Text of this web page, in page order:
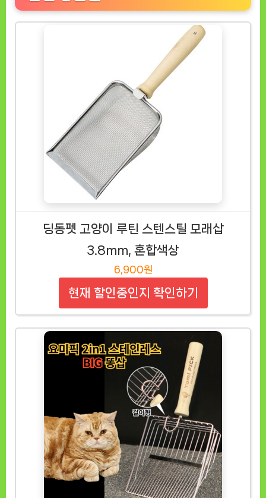
딩동펫 고양이 루틴 스텐스틸 모래삽
3.8mm, 혼합색상
6,900원
현재 할인중인지 확인하기